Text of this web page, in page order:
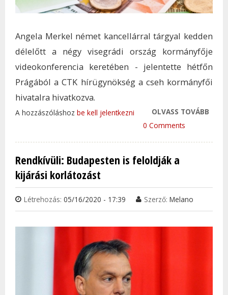
Angela Merkel német kancellárral tárgyal kedden
délelőtt a négy visegrádi ország kormányfője
videokonferencia keretében - jelentette hétfőn
Prágából a CTK hírügynökség a cseh kormányfői
hivatalra hivatkozva.
OLVASS TOVÁBB
A hozzászóláshoz be kell jelentkezni
0 Comments
Rendkívüli: Budapesten is feloldják a
kijárási korlátozást
Létrehozás: 05/16/2020 - 17:39 Szerző: Melano